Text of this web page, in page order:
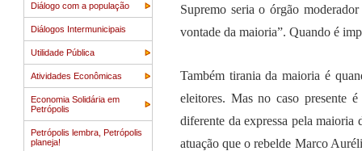
Diálogo com a população
Diálogos Intermunicipais
Utilidade Pública
Atividades Econômicas
Economia Solidária em
Petrópolis
Petrópolis lembra, Petrópolis
planeja!
Supremo seria o órgão
vontade da maioria”. Quando é
Também tirania da maioria é
eleitores. Mas no caso presente
diferente da expressa pela
atuação que o rebelde Marco